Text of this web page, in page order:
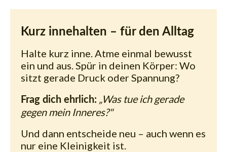
Kurz innehalten – für den Alltag
Halte kurz inne. Atme einmal bewusst
ein und aus. Spür in deinen Körper: Wo
sitzt gerade Druck oder Spannung?
Frag dich ehrlich: „Was tue ich gerade
gegen mein Inneres?"
Und dann entscheide neu – auch wenn es
nur eine Kleinigkeit ist.